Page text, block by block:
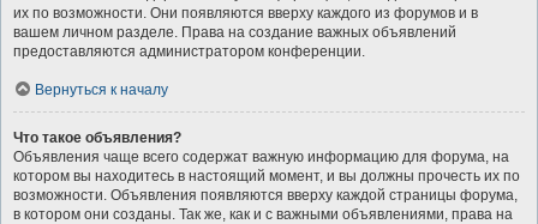
их по возможности. Они появляются вверху каждого из форумов и в
вашем личном разделе. Права на создание важных объявлений
предоставляются администратором конференции.
Вернуться к началу
Что такое объявления?
Объявления чаще всего содержат важную информацию для форума, на
котором вы находитесь в настоящий момент, и вы должны прочесть их по
возможности. Объявления появляются вверху каждой страницы форума,
в котором они созданы. Так же, как и с важными объявлениями, права на